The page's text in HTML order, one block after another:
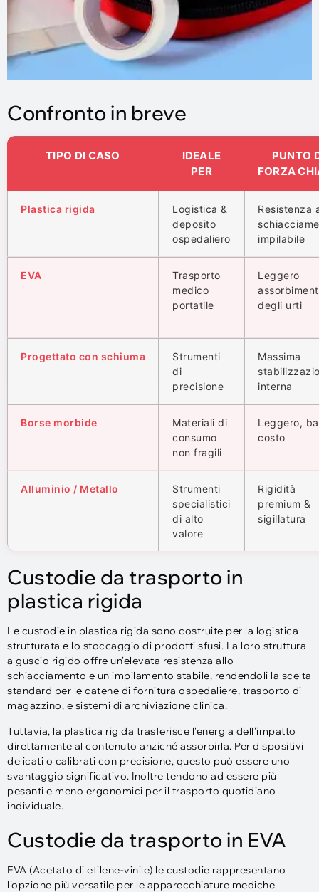
Confronto in breve
TIPO DI CASO
IDEALE
PER
PUNTO
FORZA
Plastica rigida
Logistica &
deposito
ospedaliero
Resistenza
impilabile
EVA
Trasporto
medico
portatile
Leggero
degli urti
Progettato con schiuma
Strumenti
di
precisione
Massima
interna
Borse morbide
Materiali di
consumo
non fragili
Leggero,
costo
Alluminio / Metallo
Strumenti
specialistici
di alto
valore
Rigidità
premium &
sigillatura
Custodie da trasporto in
plastica rigida
Le custodie in plastica rigida sono costruite per la logistica
strutturata e lo stoccaggio di prodotti sfusi. La loro struttura
a guscio rigido offre un'elevata resistenza allo
schiacciamento e un impilamento stabile, rendendoli la scelta
standard per le catene di fornitura ospedaliere, trasporto di
magazzino, e sistemi di archiviazione clinica.
Tuttavia, la plastica rigida trasferisce l'energia dell'impatto
direttamente al contenuto anziché assorbirla. Per dispositivi
delicati o calibrati con precisione, questo può essere uno
svantaggio significativo. Inoltre tendono ad essere più
pesanti e meno ergonomici per il trasporto quotidiano
individuale.
Custodie da trasporto in EVA
EVA (Acetato di etilene-vinile) le custodie rappresentano
l'opzione più versatile per le apparecchiature mediche